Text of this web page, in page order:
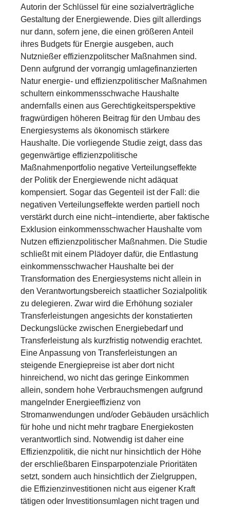
Autorin der Schlüssel für eine sozialverträgliche
Gestaltung der Energiewende. Dies gilt allerdings
nur dann, sofern jene, die einen größeren Anteil
ihres Budgets für Energie ausgeben, auch
Nutznießer effizienzpolitscher Maßnahmen sind.
Denn aufgrund der vorrangig umlagefinanzierten
Natur energie- und effizienzpolitischer Maßnahmen
schultern einkommensschwache Haushalte
andernfalls einen aus Gerechtigkeitsperspektive
fragwürdigen höheren Beitrag für den Umbau des
Energiesystems als ökonomisch stärkere
Haushalte. Die vorliegende Studie zeigt, dass das
gegenwärtige effizienzpolitische
Maßnahmenportfolio negative Verteilungseffekte
der Politik der Energiewende nicht adäquat
kompensiert. Sogar das Gegenteil ist der Fall: die
negativen Verteilungseffekte werden partiell noch
verstärkt durch eine nicht–intendierte, aber faktische
Exklusion einkommensschwacher Haushalte vom
Nutzen effizienzpolitischer Maßnahmen. Die Studie
schließt mit einem Plädoyer dafür, die Entlastung
einkommensschwacher Haushalte bei der
Transformation des Energiesystems nicht allein in
den Verantwortungsbereich staatlicher Sozialpolitik
zu delegieren. Zwar wird die Erhöhung sozialer
Transferleistungen angesichts der konstatierten
Deckungslücke zwischen Energiebedarf und
Transferleistung als kurzfristig notwendig erachtet.
Eine Anpassung von Transferleistungen an
steigende Energiepreise ist aber dort nicht
hinreichend, wo nicht das geringe Einkommen
allein, sondern hohe Verbrauchsmengen aufgrund
mangelnder Energieeffizienz von
Stromanwendungen und/oder Gebäuden ursächlich
für hohe und nicht mehr tragbare Energiekosten
verantwortlich sind. Notwendig ist daher eine
Effizienzpolitik, die nicht nur hinsichtlich der Höhe
der erschließbaren Einsparpotenziale Prioritäten
setzt, sondern auch hinsichtlich der Zielgruppen,
die Effizienzinvestitionen nicht aus eigener Kraft
tätigen oder Investitionsumlagen nicht tragen und